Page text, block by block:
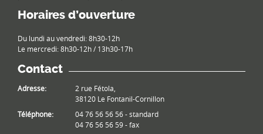
Horaires d’ouverture
Du lundi au vendredi: 8h30-12h
Le mercredi: 8h30-12h / 13h30-17h
Contact
Adresse:
2 rue Fétola,
38120 Le Fontanil-Cornillon
Téléphone:
04 76 56 56 56 - standard
04 76 56 56 59 - fax